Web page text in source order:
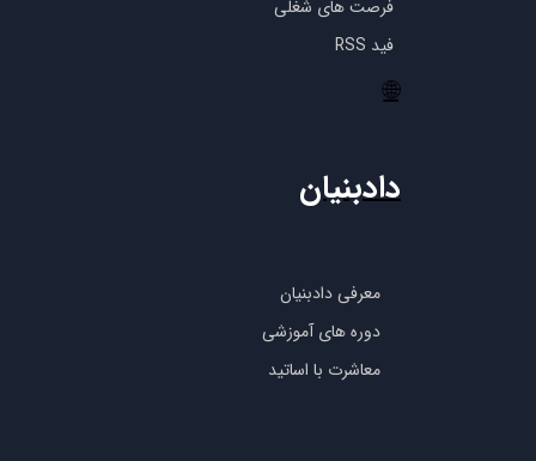
فرصت های شغلی
فید RSS
🌐
معرفی دادبنیان
دوره های آموزشی
معاشرت با اساتید
دادبنیان